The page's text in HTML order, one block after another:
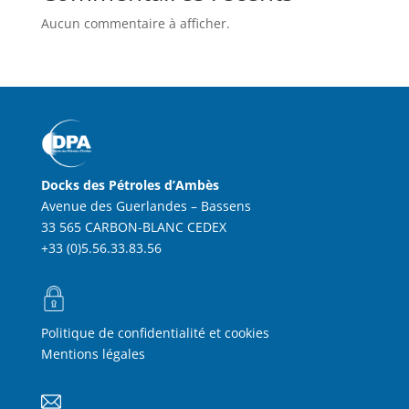
Aucun commentaire à afficher.
Docks des Pétroles d’Ambès
Avenue des Guerlandes – Bassens
33 565 CARBON-BLANC CEDEX
+33 (0)5.56.33.83.56
Politique de confidentialité et cookies
Mentions légales